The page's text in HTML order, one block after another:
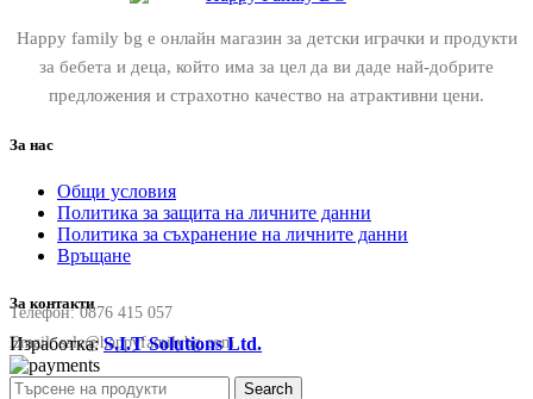
Happy family bg е онлайн магазин за детски играчки и продукти
за бебета и деца, който има за цел да ви даде най-добрите
предложения и страхотно качество на атрактивни цени.
За нас
Общи условия
Политика за защита на личните данни
Политика за съхранение на личните данни
Връщане
За контакти
Телефон:0876 415 057
Email:sale@happyfamilybg.com
Изработка:S.I.T Solutions Ltd.
Search